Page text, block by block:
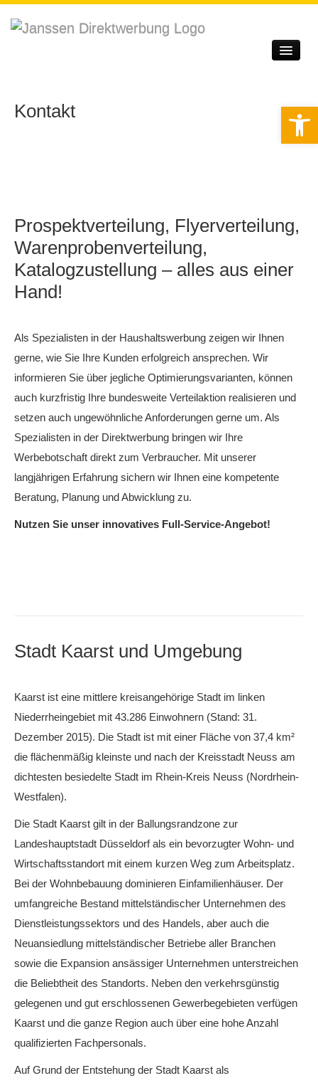
Unternehmen
Kontakt
Login
Kontakt
Prospektverteilung, Flyerverteilung,
Warenprobenverteilung,
Katalogzustellung – alles aus einer
Hand!
Als Spezialisten in der Haushaltswerbung zeigen wir Ihnen
gerne, wie Sie Ihre Kunden erfolgreich ansprechen. Wir
informieren Sie über jegliche Optimierungsvarianten, können
auch kurzfristig Ihre bundesweite Verteilaktion realisieren und
setzen auch ungewöhnliche Anforderungen gerne um. Als
Spezialisten in der Direktwerbung bringen wir Ihre
Werbebotschaft direkt zum Verbraucher. Mit unserer
langjährigen Erfahrung sichern wir Ihnen eine kompetente
Beratung, Planung und Abwicklung zu.
Nutzen Sie unser innovatives Full-Service-Angebot!
Stadt Kaarst und Umgebung
Kaarst ist eine mittlere kreisangehörige Stadt im linken
Niederrheingebiet mit 43.286 Einwohnern (Stand: 31.
Dezember 2015). Die Stadt ist mit einer Fläche von 37,4 km²
die flächenmäßig kleinste und nach der Kreisstadt Neuss am
dichtesten besiedelte Stadt im Rhein-Kreis Neuss (Nordrhein-
Westfalen).
Die Stadt Kaarst gilt in der Ballungsrandzone zur
Landeshauptstadt Düsseldorf als ein bevorzugter Wohn- und
Wirtschaftsstandort mit einem kurzen Weg zum Arbeitsplatz.
Bei der Wohnbebauung dominieren Einfamilienhäuser. Der
umfangreiche Bestand mittelständischer Unternehmen des
Dienstleistungssektors und des Handels, aber auch die
Neuansiedlung mittelständischer Betriebe aller Branchen
sowie die Expansion ansässiger Unternehmen unterstreichen
die Beliebtheit des Standorts. Neben den verkehrsgünstig
gelegenen und gut erschlossenen Gewerbegebieten verfügen
Kaarst und die ganze Region auch über eine hohe Anzahl
qualifizierten Fachpersonals.
Auf Grund der Entstehung der Stadt Kaarst als